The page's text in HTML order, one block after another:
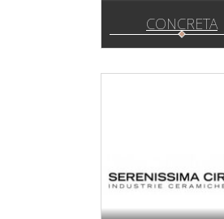
CONCRETA